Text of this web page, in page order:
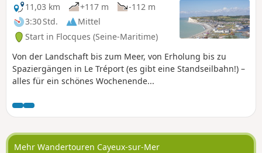
11,03 km
+117 m
-112 m
3:30 Std.
Mittel
Start in Flocques (Seine-Maritime)
Von der Landschaft bis zum Meer, von Erholung bis zu
Spaziergängen in Le Tréport (es gibt eine Standseilbahn!) –
alles für ein schönes Wochenende...
Mehr Wandertouren Cayeux-sur-Mer